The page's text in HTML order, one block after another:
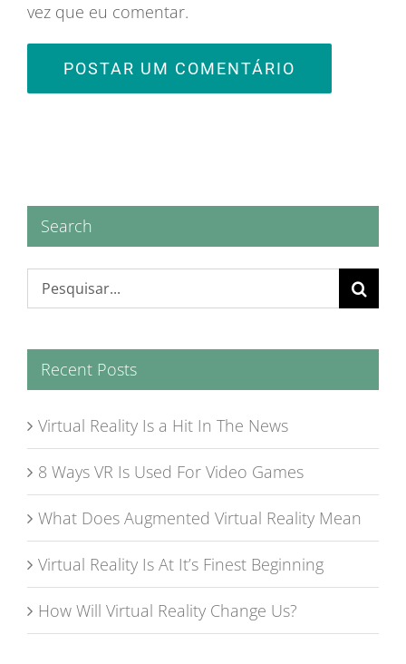
vez que eu comentar.
Search
Buscar
resultados
Recent Posts
Virtual Reality Is a Hit In The News
8 Ways VR Is Used For Video Games
What Does Augmented Virtual Reality Mean
Virtual Reality Is At It’s Finest Beginning
How Will Virtual Reality Change Us?